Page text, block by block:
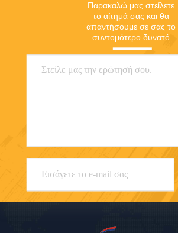
Παρακαλώ μας στείλετε
το αίτημά σας και θα
απαντήσουμε σε σας το
συντομότερο δυνατό.